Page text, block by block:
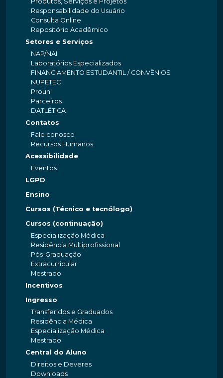
Responsabilidade do Usuário
Consulta Online
Repositório Acadêmico
Setores e Serviços
NAP/NAI
Laboratórios Especializados
FINANCIAMENTO ESTUDANTIL / CONVÊNIOS
NUPETEC
Prouni
Parceiros
DATLÉTICA
Contatos
Fale conosco
Recursos Humanos
Acessibilidade
Eventos
LGPD
Ensino
Cursos (Técnico e tecnólogo)
Cursos (continuação)
Especialização Médica
Residência Multiprofissional
Pós-Graduação
Extracurricular
Mestrado
Incentivos
Ingresso
Transferidos e Graduados
Residência Médica
Especialização Médica
Mestrado
Central do Aluno
Direitos e Deveres
Downloads